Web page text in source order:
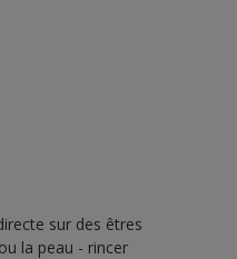
sur des êtres
la peau - rincer